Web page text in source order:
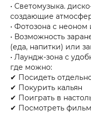
• Светомузыка.
создающие
• Фотозона с
• Возможность
(еда, напитки) или
• Лаундж-зона с
где можно:
✔ Посидеть
✔ Покурить кальян
✔ Поиграть в
✔ Посмотреть